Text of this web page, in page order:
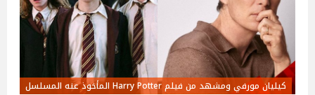
كيليان مورفي ومشهد من فيلم Harry Potter المأخوذ عنه المسلسل